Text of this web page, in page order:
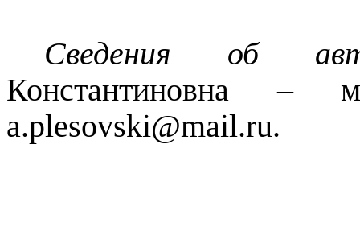
Сведения об
Константиновна –
a.plesovski@mail.ru.